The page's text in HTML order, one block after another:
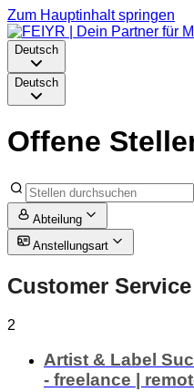
Zum Hauptinhalt springen
Deutsch
Deutsch
Offene
Abteilung
Anstellungsart
Customer Service
2
Artist & Label
- freelance |